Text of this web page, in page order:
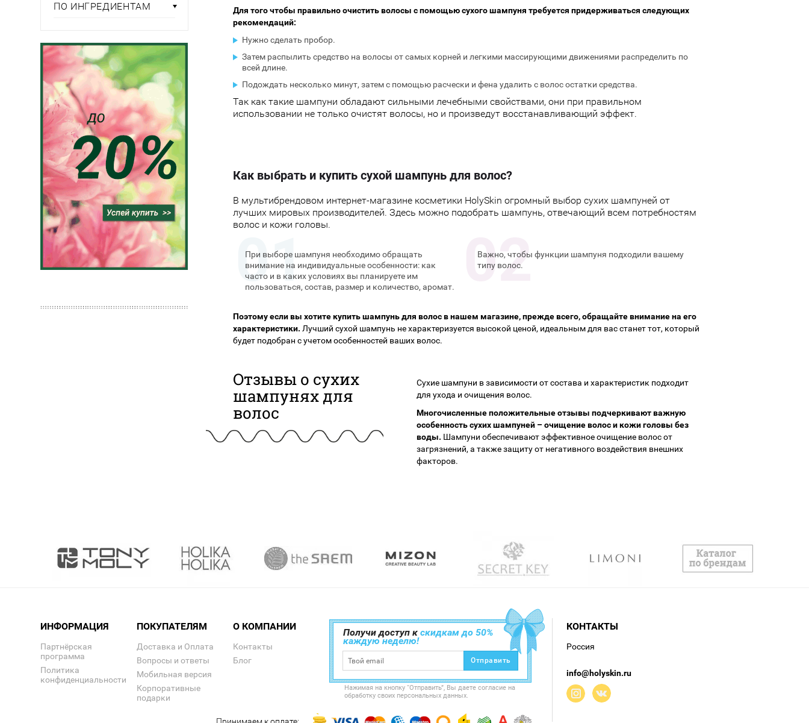
ПО ИНГРЕДИЕНТАМ
Для того чтобы правильно очистить волосы с помощью сухого шампуня требуется придерживаться следующих
рекомендаций:
Нужно сделать пробор.
Затем распылить средство на волосы от самых корней и легкими массирующими движениями распределить по
всей длине.
Подождать несколько минут, затем с помощью расчески и фена удалить с волос остатки средства.
Так как такие шампуни обладают сильными лечебными свойствами, они при правильном
использовании не только очистят волосы, но и произведут восстанавливающий эффект.
Как выбрать и купить сухой шампунь для волос?
В мультибрендовом интернет-магазине косметики HolySkin огромный выбор сухих шампуней от
лучших мировых производителей. Здесь можно подобрать шампунь, отвечающий всем потребностям
волос и кожи головы.
При выборе шампуня необходимо обращать
внимание на индивидуальные особенности: как
часто и в каких условиях вы планируете им
пользоваться, состав, размер и количество, аромат.
Важно, чтобы функции шампуня подходили вашему
типу волос.
Поэтому если вы хотите купить шампунь для волос в нашем магазине, прежде всего, обращайте внимание на его
характеристики. Лучший сухой шампунь не характеризуется высокой ценой, идеальным для вас станет тот, который
будет подобран с учетом особенностей ваших волос.
Отзывы о сухих
шампунях для
волос
Сухие шампуни в зависимости от состава и характеристик подходит
для ухода и очищения волос.
Многочисленные положительные отзывы подчеркивают важную
особенность сухих шампуней – очищение волос и кожи головы без
воды. Шампуни обеспечивают эффективное очищение волос от
загрязнений, а также защиту от негативного воздействия внешних
факторов.
ИНФОРМАЦИЯ
Партнёрская
программа
Политика
конфиденциальности
ПОКУПАТЕЛЯМ
Доставка и Оплата
Вопросы и ответы
Мобильная версия
Корпоративные
подарки
О КОМПАНИИ
Контакты
Блог
Получи доступ к скидкам до 50%
каждую неделю!
Отправить
Нажимая на кнопку “Отправить”, Вы даете согласие на
обработку своих персональных данных.
КОНТАКТЫ
Россия
info@holyskin.ru